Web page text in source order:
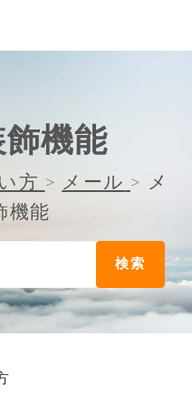
機能
方 > メール > メ
機能